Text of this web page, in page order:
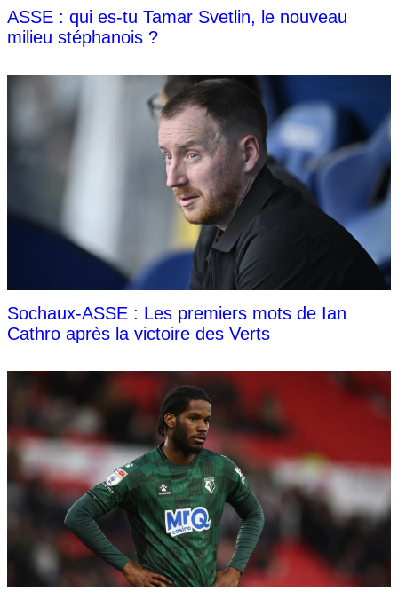
ASSE : qui es-tu Tamar Svetlin, le nouveau
milieu stéphanois ?
Sochaux-ASSE : Les premiers mots de Ian
Cathro après la victoire des Verts